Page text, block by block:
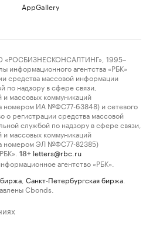
AppGallery
1995–
информационного агентства «РБК»
средства массовой информации
по надзору в сфере связи,
массовых коммуникаций
номером ИА №ФС77-63848) и сетевого
о регистрации средства массовой
службой по надзору в сфере связи,
массовых коммуникаций
номером ЭЛ №ФС77-82385)
18+ letters@rbc.ru
агентство «РБК».
Санкт-Петербургская биржа
Cbonds.